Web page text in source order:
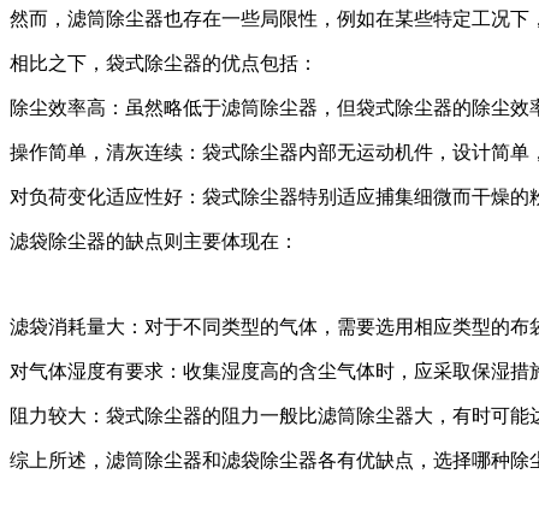
然而，滤筒除尘器也存在一些局限性，例如在某些特定工况
相比之下，袋式除尘器的优点包括：
除尘效率高‌：虽然略低于滤筒除尘器，但袋式除尘器的除尘效
操作简单，清灰连续‌：袋式除尘器内部无运动机件，设计简
对负荷变化适应性好‌：袋式除尘器特别适应捕集细微而干燥
滤袋除尘器的缺点则主要体现在：
滤袋消耗量大‌：对于不同类型的气体，需要选用相应类型的
对气体湿度有要求‌：收集湿度高的含尘气体时，应采取保湿措
阻力较大‌：袋式除尘器的阻力一般比滤筒除尘器大，有时可能
综上所述，滤筒除尘器和滤袋除尘器各有优缺点，选择哪种